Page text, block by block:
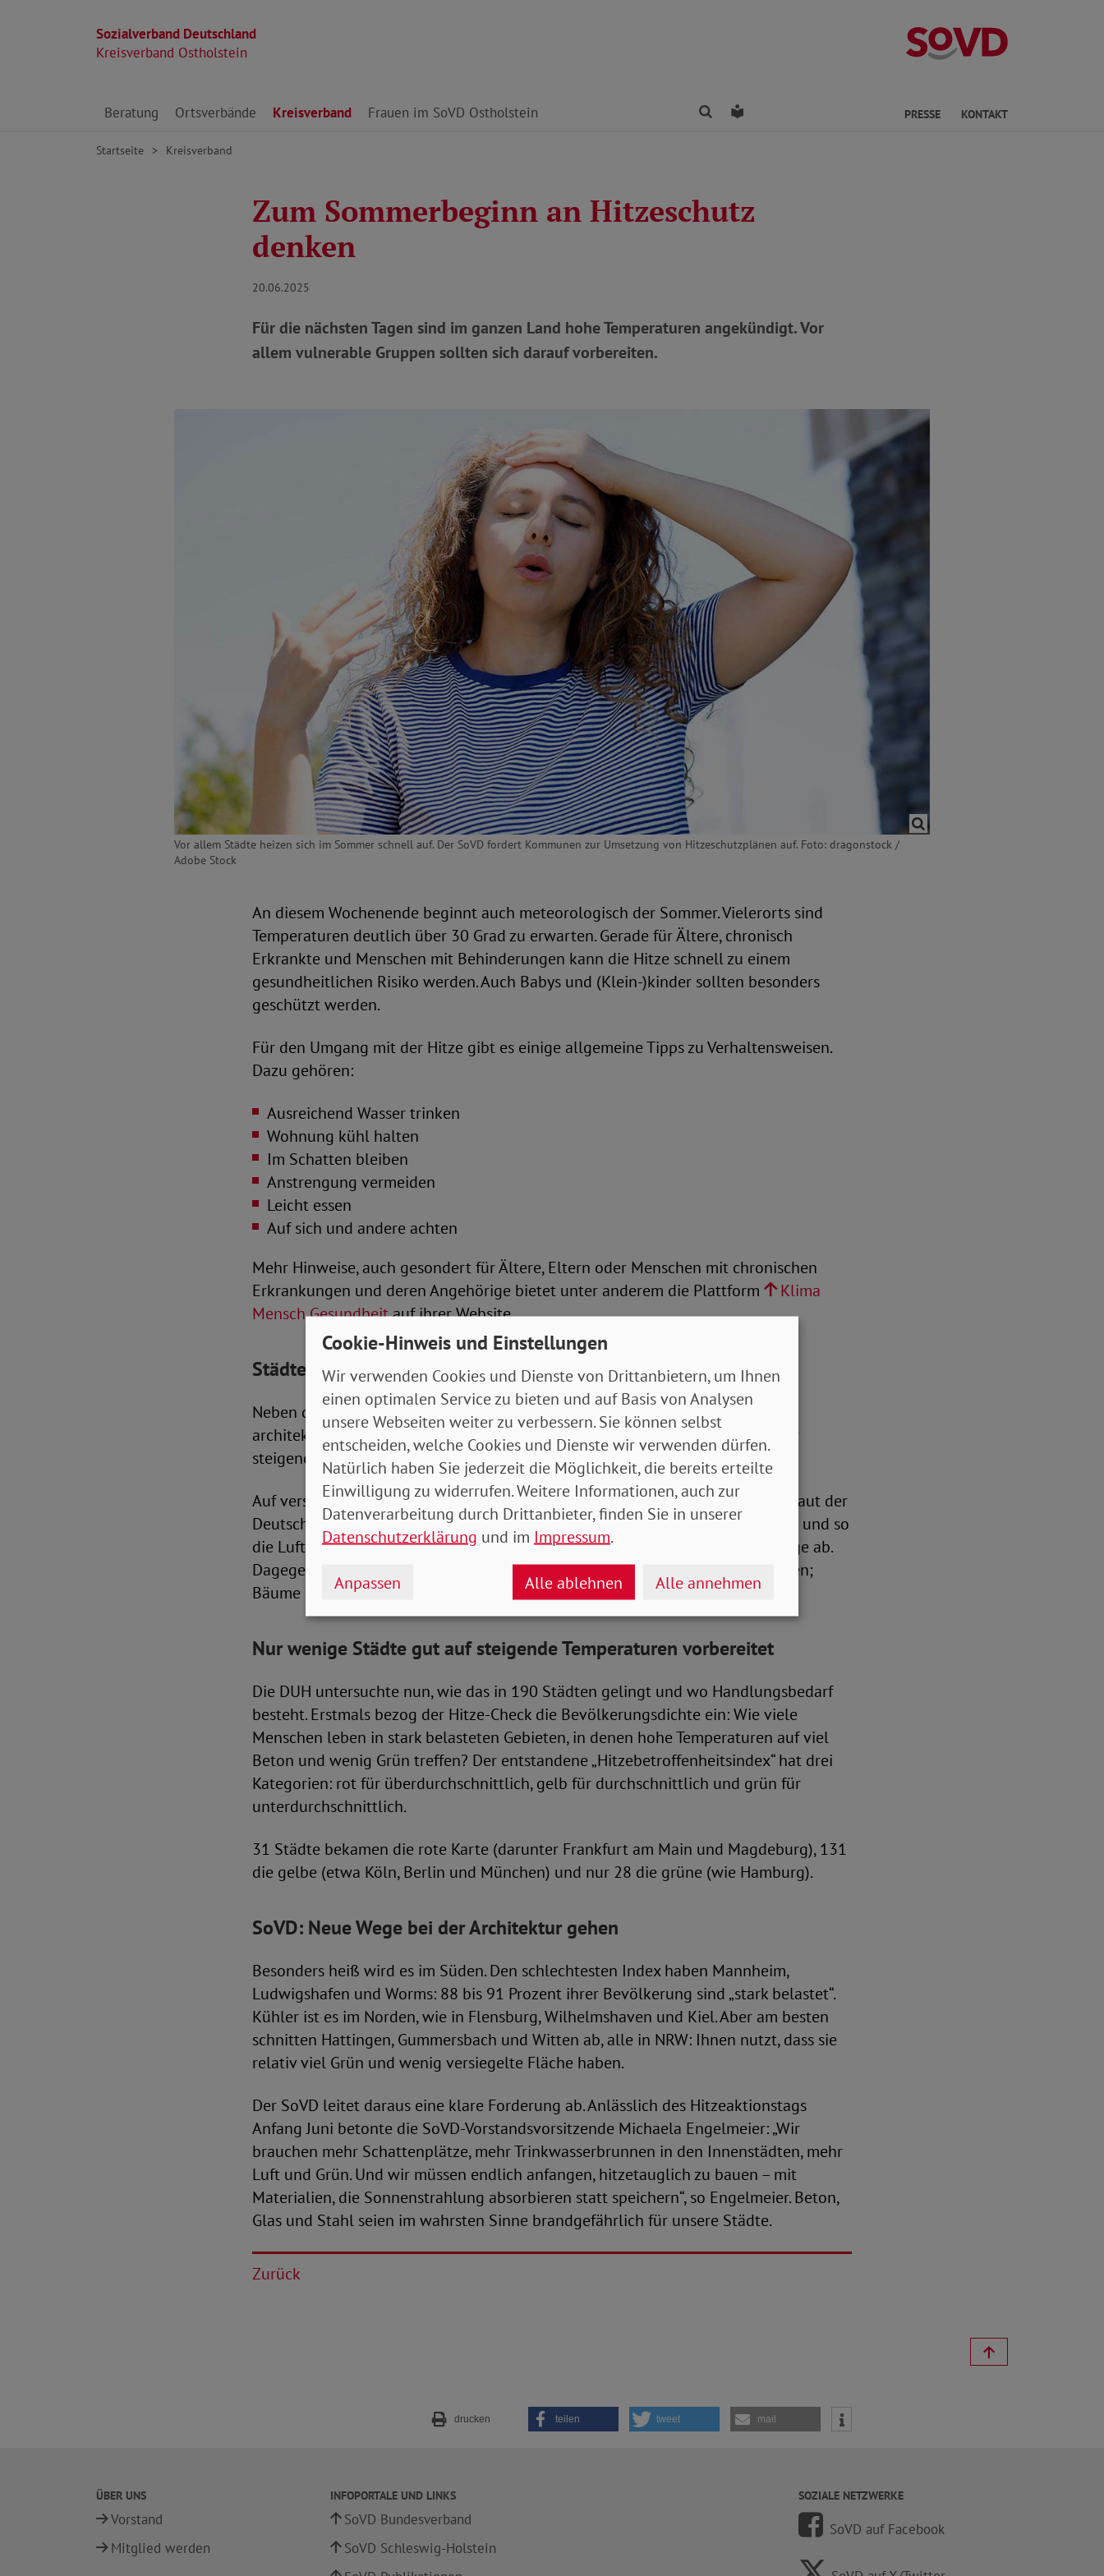
Sozialverband Deutschland
Kreisverband Ostholstein
Kreisverband
Direkt zu den Inhalten springen
Beratung Ortsverbände Kreisverband Frauen im SoVD Ostholstein FindenLeichte Sprache PRESSE KONTAKT
Startseite Kreisverband
Zum Sommerbeginn an Hitzeschutz
denken
20.06.2025
Für die nächsten Tagen sind im ganzen Land hohe Temperaturen angekündigt. Vor
allem vulnerable Gruppen sollten sich darauf vorbereiten.
Vor allem Städte heizen sich im Sommer schnell auf. Der SoVD fordert Kommunen zur Umsetzung von Hitzeschutzplänen auf. Foto: dragonstock /
Adobe Stock
An diesem Wochenende beginnt auch meteorologisch der Sommer. Vielerorts sind
Temperaturen deutlich über 30 Grad zu erwarten. Gerade für Ältere, chronisch
Erkrankte und Menschen mit Behinderungen kann die Hitze schnell zu einem
gesundheitlichen Risiko werden. Auch Babys und (Klein-)kinder sollten besonders
geschützt werden.
Für den Umgang mit der Hitze gibt es einige allgemeine Tipps zu Verhaltensweisen.
Dazu gehören:
Ausreichend Wasser trinken
Wohnung kühl halten
Im Schatten bleiben
Anstrengung vermeiden
Leicht essen
Auf sich und andere achten
Mehr Hinweise, auch gesondert für Ältere, Eltern oder Menschen mit chronischen
Erkrankungen und deren Angehörige bietet unter anderem die Plattform
Klima
Mensch Gesundheitauf ihrer Website.
Städtebau kann Hitze reduzieren
Neben dem individuellen Verhalten rücken in letzter Zeit auch verstärkt
architektonische und städtebauliche Maßnahmen zur Anpassung an die weiter
steigenden Temperaturen in den Blick.
Auf versiegelten Flächen wie Straßen, Parkplätzen und Dächern kann Wasser laut der
Deutschen Umwelthilfe (DUH) nicht versickern, aber auch schlecht verdunsten und so
die Luft kühlen. Flächen heizen sich auf und geben die gespeicherte Hitze lange ab.
Dagegen helfen Bäume, Parks und Wasserflächen. Feuchtigkeit kann verdunsten;
Bäume spenden Schatten und senken die Temperatur.
Nur wenige Städte gut auf steigende Temperaturen vorbereitet
Die DUH untersuchte nun, wie das in 190 Städten gelingt und wo Handlungsbedarf
besteht. Erstmals bezog der Hitze-Check die Bevölkerungsdichte ein: Wie viele
Menschen leben in stark belasteten Gebieten, in denen hohe Temperaturen auf viel
Beton und wenig Grün treffen? Der entstandene „Hitzebetroffenheitsindex“ hat drei
Kategorien: rot für überdurchschnittlich, gelb für durchschnittlich und grün für
unterdurchschnittlich.
31 Städte bekamen die rote Karte (darunter Frankfurt am Main und Magdeburg), 131
die gelbe (etwa Köln, Berlin und München) und nur 28 die grüne (wie Hamburg).
SoVD: Neue Wege bei der Architektur gehen
Besonders heiß wird es im Süden. Den schlechtesten Index haben Mannheim,
Ludwigshafen und Worms: 88 bis 91 Prozent ihrer Bevölkerung sind „stark belastet“.
Kühler ist es im Norden, wie in Flensburg, Wilhelmshaven und Kiel. Aber am besten
schnitten Hattingen, Gummersbach und Witten ab, alle in NRW: Ihnen nutzt, dass sie
relativ viel Grün und wenig versiegelte Fläche haben.
Der SoVD leitet daraus eine klare Forderung ab. Anlässlich des Hitzeaktionstags
Anfang Juni betonte die SoVD-Vorstandsvorsitzende Michaela Engelmeier: „Wir
brauchen mehr Schattenplätze, mehr Trinkwasserbrunnen in den Innenstädten, mehr
Luft und Grün. Und wir müssen endlich anfangen, hitzetauglich zu bauen – mit
Materialien, die Sonnenstrahlung absorbieren statt speichern“, so Engelmeier. Beton,
Glas und Stahl seien im wahrsten Sinne brandgefährlich für unsere Städte.
Zurück
drucken teilen tweet mail
ÜBER UNS
Vorstand
Mitglied werden
INFOPORTALE UND LINKS
SoVD Bundesverband
SoVD Schleswig-Holstein
SOZIALE NETZWERKE
SoVD auf Facebook
Cookie-Hinweis und Einstellungen
Wir verwenden Cookies und Dienste von Drittanbietern, um Ihnen
einen optimalen Service zu bieten und auf Basis von Analysen
unsere Webseiten weiter zu verbessern. Sie können selbst
entscheiden, welche Cookies und Dienste wir verwenden dürfen.
Natürlich haben Sie jederzeit die Möglichkeit, die bereits erteilte
Einwilligung zu widerrufen. Weitere Informationen, auch zur
Datenverarbeitung durch Drittanbieter, finden Sie in unserer
Datenschutzerklärung und im Impressum.
Anpassen Alle ablehnen Alle annehmen